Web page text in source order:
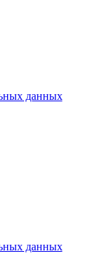
данных
данных